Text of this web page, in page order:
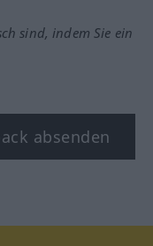
sind, indem Sie ein
absenden